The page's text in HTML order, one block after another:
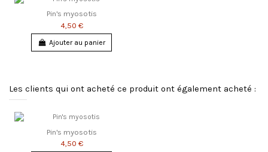
Pin's myosotis
4,50 €
Ajouter au panier
Les clients qui ont acheté ce produit ont également acheté :
Pin's myosotis
4,50 €